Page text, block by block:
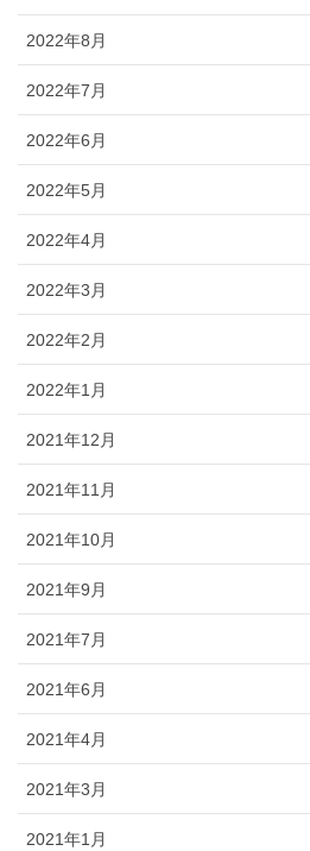
2022年8月
2022年7月
2022年6月
2022年5月
2022年4月
2022年3月
2022年2月
2022年1月
2021年12月
2021年11月
2021年10月
2021年9月
2021年7月
2021年6月
2021年4月
2021年3月
2021年1月